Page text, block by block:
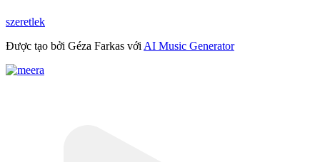
szeretlek
Được tạo bởi Géza Farkas với AI Music Generator